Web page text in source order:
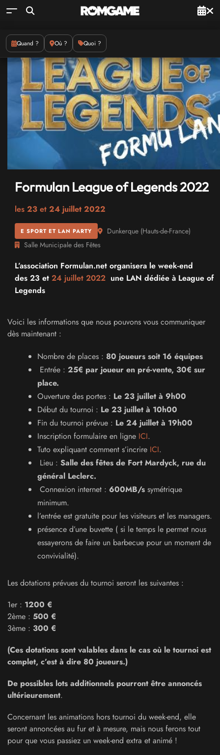
Quand ? Où ? Quoi ?
Formulan League of Legends 2022
les 23 et 24 juillet 2022
E SPORT ET LAN PARTY Dunkerque (Hauts-de-France)
Salle Municipale des Fêtes
L’association Formulan.net organisera le week-end
des 23 et 24 juillet 2022 une LAN dédiée à League of
Legends
Voici les informations que nous pouvons vous communiquer
dès maintenant :
Nombre de places : 80 joueurs soit 16 équipes
Entrée : 25€ par joueur en pré-vente, 30€ sur
place.
Ouverture des portes : Le 23 juillet à 9h00
Début du tournoi : Le 23 juillet à 10h00
Fin du tournoi prévue : Le 24 juillet à 19h00
Inscription formulaire en ligne ICI.
Tuto expliquant comment s’incrire ICI.
Lieu : Salle des fêtes de Fort Mardyck, rue du
général Leclerc.
Connexion internet : 600MB/s symétrique
minimum.
l’entrée est gratuite pour les visiteurs et les managers.
présence d’une buvette ( si le temps le permet nous
essayerons de faire un barbecue pour un moment de
convivialité).
Les dotations prévues du tournoi seront les suivantes :
1er : 1200 €
2ème : 500 €
3ème : 300 €
(Ces dotations sont valables dans le cas où le tournoi est
complet, c’est à dire 80 joueurs.)
De possibles lots additionnels pourront être annoncés
ultérieurement.
Concernant les animations hors tournoi du week-end, elle
seront annoncées au fur et à mesure, mais nous ferons tout
pour que vous passiez un week-end extra et animé !